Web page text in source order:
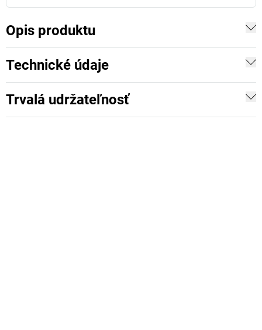
Opis produktu
Technické údaje
Trvalá udržateľnosť